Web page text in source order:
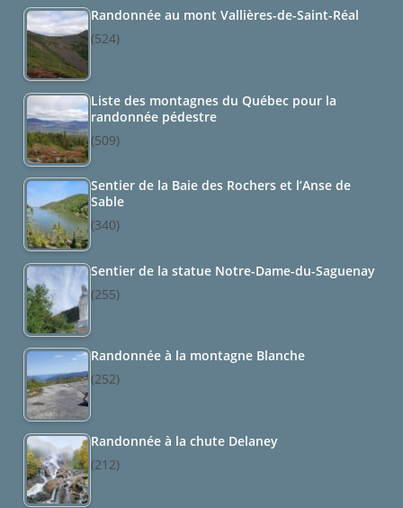
Randonnée au mont Vallières-de-Saint-Réal
(524)
Liste des montagnes du Québec pour la
randonnée pédestre
(509)
Sentier de la Baie des Rochers et l’Anse de
Sable
(340)
Sentier de la statue Notre-Dame-du-Saguenay
(255)
Randonnée à la montagne Blanche
(252)
Randonnée à la chute Delaney
(212)